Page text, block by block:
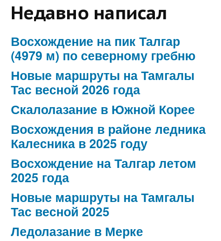
Недавно написал
Восхождение на пик Талгар
(4979 м) по северному гребню
Новые маршруты на Тамгалы
Тас весной 2026 года
Скалолазание в Южной Корее
Восхождения в районе ледника
Калесника в 2025 году
Восхождение на Талгар летом
2025 года
Новые маршруты на Тамгалы
Тас весной 2025
Ледолазание в Мерке